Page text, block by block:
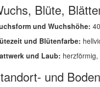
Blüte,
und Wuchshöhe:
und Blütenfarbe:
und Laub:
und